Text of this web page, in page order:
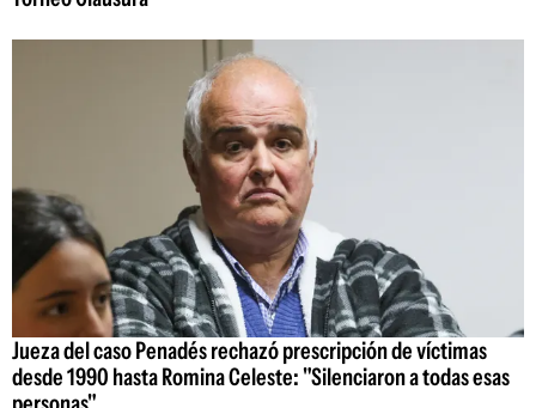
Jueza del caso Penadés rechazó prescripción de víctimas
desde 1990 hasta Romina Celeste: "Silenciaron a todas esas